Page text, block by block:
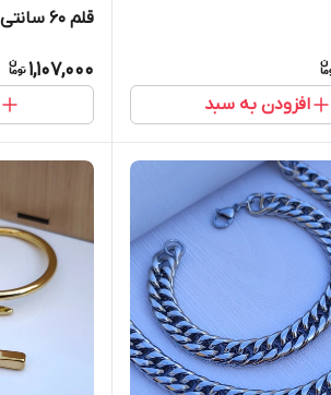
افزودن به سبد
قلم 60 سانتی قفل کتابی
1,107,000